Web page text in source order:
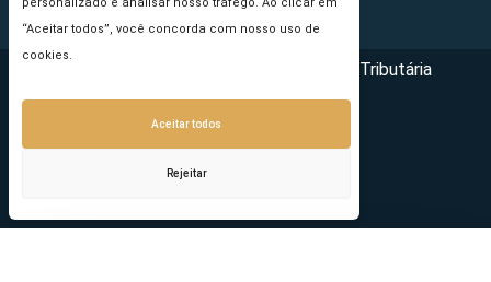
“Aceitar todos”, você concorda com nosso uso de
cookies.
Aceitar todos
Rejeitar
Copyright © 2026 - Portal da Reforma Tributária